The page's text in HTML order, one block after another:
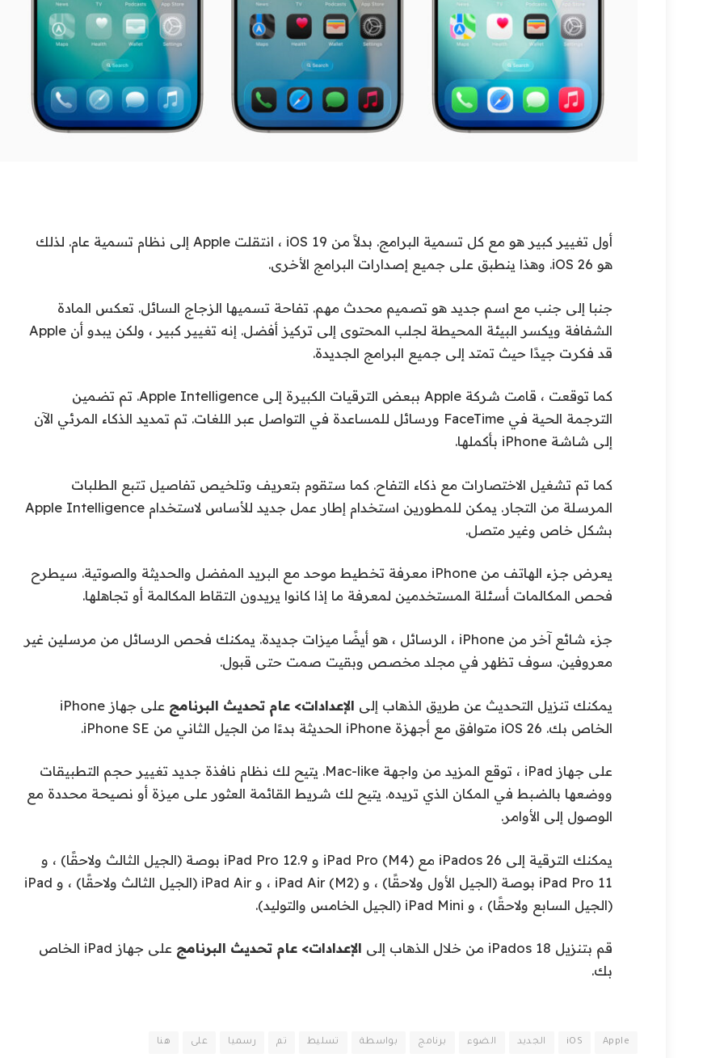
أول تغيير كبير هو مع كل تسمية البرامج. بدلاً من iOS 19 ، انتقلت Apple إلى نظام تسمية عام. لذلك
هو iOS 26. وهذا ينطبق على جميع إصدارات البرامج الأخرى.
جنبا إلى جنب مع اسم جديد هو تصميم محدث مهم. تفاحة تسميها الزجاج السائل. تعكس المادة
الشفافة ويكسر البيئة المحيطة لجلب المحتوى إلى تركيز أفضل. إنه تغيير كبير ، ولكن يبدو أن Apple
قد فكرت جيدًا حيث تمتد إلى جميع البرامج الجديدة.
كما توقعت ، قامت شركة Apple ببعض الترقيات الكبيرة إلى Apple Intelligence. تم تضمين
الترجمة الحية في FaceTime ورسائل للمساعدة في التواصل عبر اللغات. تم تمديد الذكاء المرئي الآن
إلى شاشة iPhone بأكملها.
كما تم تشغيل الاختصارات مع ذكاء التفاح. كما ستقوم بتعريف وتلخيص تفاصيل تتبع الطلبات
المرسلة من التجار. يمكن للمطورين استخدام إطار عمل جديد للأساس لاستخدام Apple Intelligence
بشكل خاص وغير متصل.
يعرض جزء الهاتف من iPhone معرفة تخطيط موحد مع البريد المفضل والحديثة والصوتية. سيطرح
فحص المكالمات أسئلة المستخدمين لمعرفة ما إذا كانوا يريدون التقاط المكالمة أو تجاهلها.
جزء شائع آخر من iPhone ، الرسائل ، هو أيضًا ميزات جديدة. يمكنك فحص الرسائل من مرسلين غير
معروفين. سوف تظهر في مجلد مخصص وبقيت صمت حتى قبول.
يمكنك تنزيل التحديث عن طريق الذهاب إلى الإعدادات> عام تحديث البرنامج
على جهاز iPhone
الخاص بك. iOS 26 متوافق مع أجهزة iPhone الحديثة بدءًا من الجيل الثاني من iPhone SE.
على جهاز iPad ، توقع المزيد من واجهة Mac-like. يتيح لك نظام نافذة جديد تغيير حجم التطبيقات
ووضعها بالضبط في المكان الذي تريده. يتيح لك شريط القائمة العثور على ميزة أو نصيحة محددة مع
الوصول إلى الأوامر.
يمكنك الترقية إلى iPados 26 مع iPad Pro (M4) و iPad Pro 12.9 بوصة (الجيل الثالث ولاحقًا) ، و
iPad Pro 11 بوصة (الجيل الأول ولاحقًا) ، و iPad Air (M2) ، و iPad Air (الجيل الثالث ولاحقًا) ، و iPad
(الجيل السابع ولاحقًا) ، و iPad Mini (الجيل الخامس والتوليد).
قم بتنزيل iPados 18 من خلال الذهاب إلى الإعدادات> عام تحديث البرنامج
على جهاز iPad الخاص
بك.
Apple
iOS الجديد الضوء برنامج بواسطة تسليط تم رسميا على هنا